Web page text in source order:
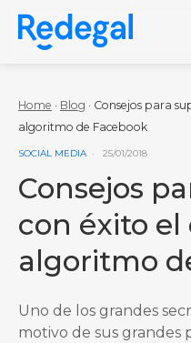
Redegal. Agencia de
Home · Blog · Consejos para
algoritmo de Facebook
VER MÁS ENTRADAS DE LA
SOCIAL MEDIA 25/01/2018
Consejos
con éxito el
algoritmo
Uno de los grandes
motivo de sus grandes